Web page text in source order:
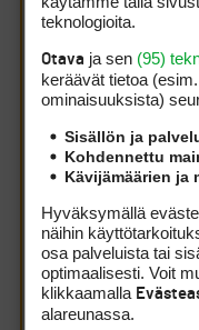
Prboy kirjoitti:
Mika Ahola
Just! En
ylenmääräistä
kiinnostaa, niin
vaikkapa
kiva laji, jos
matalampia ja
Mitenkähän
jokainen voisi
ainakin
teknologioita.
Otava ja sen (95)
keräävät tietoa
ominaisuuk­sista)
Sisällön ja
Kohdennettu
Kävijämäärien ja
Hyväksymällä
näihin
osa palveluista tai
optimaalisesti. Voit
klikkaamalla
alareunassa.